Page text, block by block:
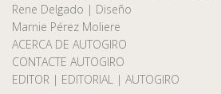
Rene Delgado | Diseño
Marnie Pérez Moliere
ACERCA DE AUTOGIRO
CONTACTE AUTOGIRO
EDITOR | EDITORIAL | AUTOGIRO